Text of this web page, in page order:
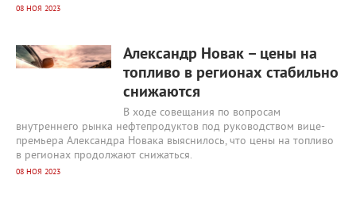
08 НОЯ 2023
Александр Новак – цены на
топливо в регионах стабильно
снижаются
В ходе совещания по вопросам
внутреннего рынка нефтепродуктов под руководством вице-
премьера Александра Новака выяснилось, что цены на топливо
в регионах продолжают снижаться.
08 НОЯ 2023